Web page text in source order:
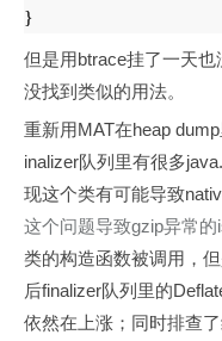
}
但是用btrace挂了一天也
没找到类似的用法。
重新用MAT在heap dump
inalizer队列里有很多
现这个类有可能导致
这个问题导致gzip异常的
类的构造函数被调用，
后finalizer队列里的
依然在上涨；同时排查